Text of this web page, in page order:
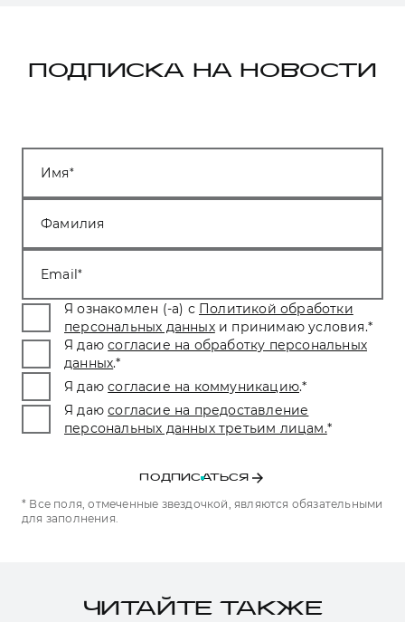
ПОДПИСКА НА НОВОСТИ
Имя
Фамилия
Email
Я ознакомлен (-а) с Политикой обработки
персональных данных и принимаю условия.*
Я даю согласие на обработку персональных
данных.*
Я даю согласие на коммуникацию.*
Я даю согласие на предоставление
персональных данных третьим лицам.*
ПОДПИСАТЬСЯ
* Все поля, отмеченные звездочкой, являются обязательными
для заполнения.
ЧИТАЙТЕ ТАКЖЕ